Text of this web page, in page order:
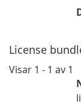
License
Visar 1 - 1 av 1